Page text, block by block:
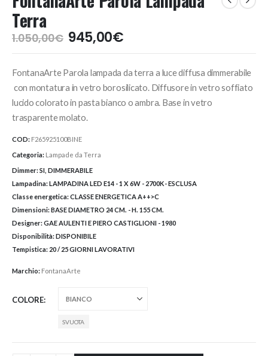
Terra
1.050,00€ Il
prezzo
era:
1.050,00€.
945,00€Il
prezzo
è:
945,00€.
FontanaArte Parola lampada da terra a luce diffusa dimmerabile
con montatura in vetro borosilicato. Diffusore in vetro soffiato
lucido colorato in pasta bianco o ambra. Base in vetro
trasparente molato.
COD: F265925100BINE
Categoria: Lampade da Terra
Dimmer:SI, DIMMERABILE
Lampadina:LAMPADINA LED E14 - 1 X 6W - 2700K- ESCLUSA
Classe energetica:CLASSE ENERGETICA A++>C
Dimensioni:BASE DIAMETRO 24 CM. - H. 155 CM.
Designer:GAE AULENTI E PIERO CASTIGLIONI - 1980
Disponibilità:DISPONIBILE
Tempistica: 20 / 25 GIORNI LAVORATIVI
Marchio: FontanaArte
COLORE
SVUOTA